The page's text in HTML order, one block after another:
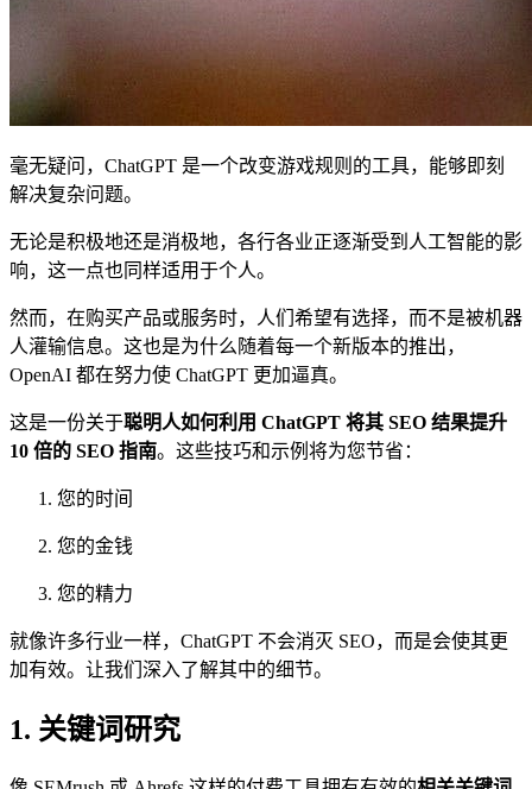
毫无疑问，ChatGPT 是一个改变游戏规则的工具，能够即刻
解决复杂问题。
无论是积极地还是消极地，各行各业正逐渐受到人工智能的影
响，这一点也同样适用于个人。
然而，在购买产品或服务时，人们希望有选择，而不是被机器
人灌输信息。这也是为什么随着每一个新版本的推出，
OpenAI 都在努力使 ChatGPT 更加逼真。
这是一份关于聪明人如何利用 ChatGPT 将其 SEO 结果提升
10 倍的 SEO 指南。这些技巧和示例将为您节省：
您的时间
您的金钱
您的精力
就像许多行业一样，ChatGPT 不会消灭 SEO，而是会使其更
加有效。让我们深入了解其中的细节。
1. 关键词研究